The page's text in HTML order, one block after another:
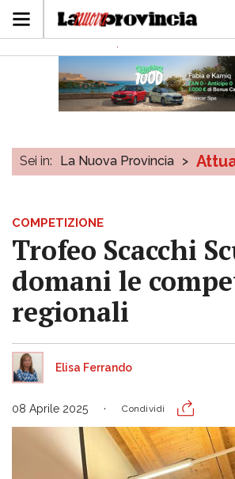
Sei in: La Nuova Provincia >
COMPETIZIONE
Trofeo Scacchi
domani le
regionali
Elisa Ferrando
08 Aprile 2025 Condividi